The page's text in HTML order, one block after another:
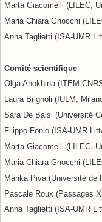
Marta Giacomelli (LILEC,
Maria Chiara Gnocchi
Anna Taglietti (ISA-UMR
Comité scientifique
Olga Anokhina (ITEM-
Laura Brignoli (IULM,
Sara De Balsi (Université
Filippo Fonio (ISA-UMR
Marta Giacomelli (LILEC,
Maria Chiara Gnocchi
Marika Piva (Université de
Pascale Roux (Passages
Anna Taglietti (ISA-UMR